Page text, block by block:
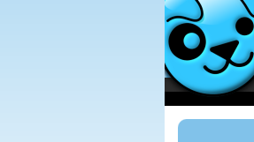
Skip to Content